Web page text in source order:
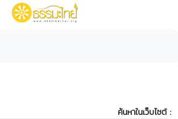
ค้นหาในเว็บไซต์ :